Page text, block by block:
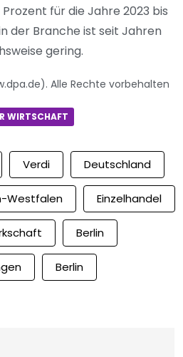
für die Jahre 2023 bis
der Branche ist seit Jahren
gering.
Alle Rechte vorbehalten
WIRTSCHAFT
Verdi Deutschland
Westfalen Einzelhandel
Berlin
Berlin